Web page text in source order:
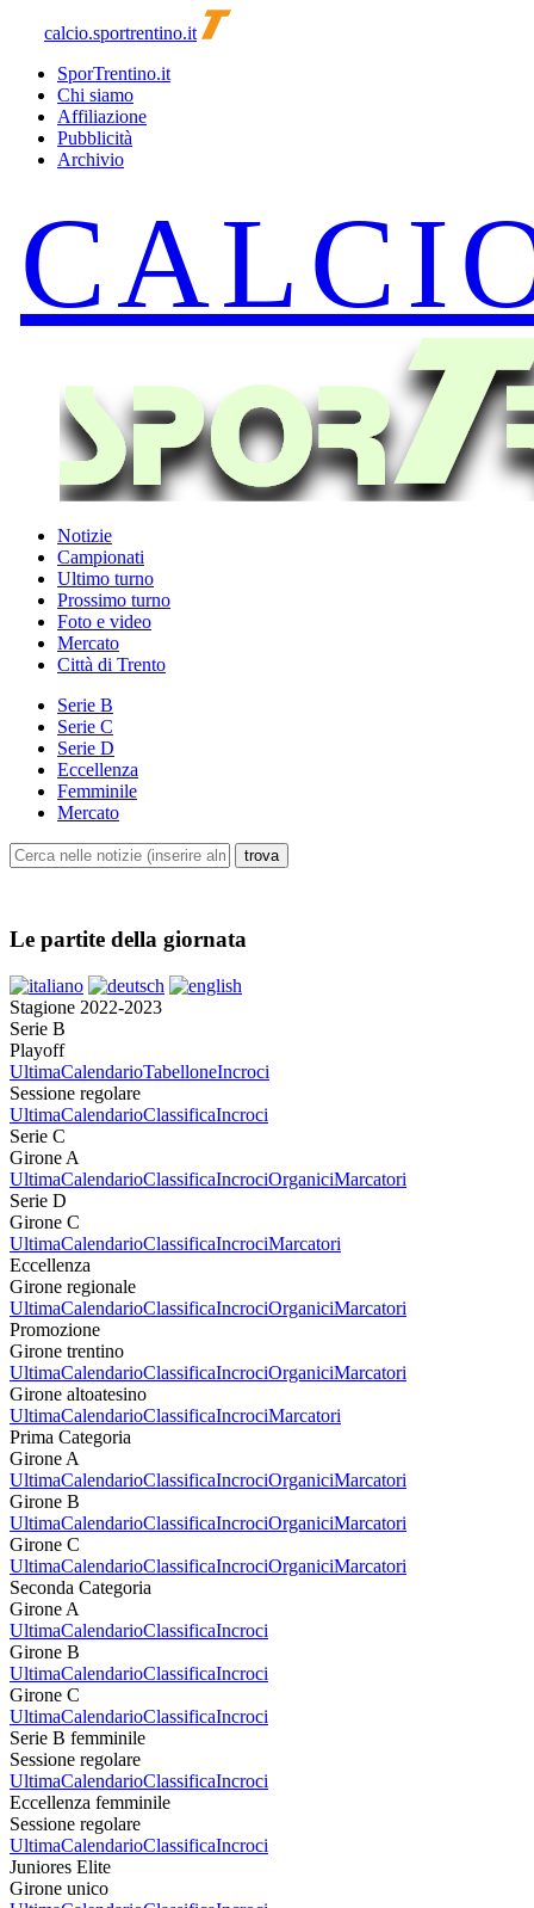
calcio.sportrentino.it
SporTrentino.it
Chi siamo
Affiliazione
Pubblicità
Archivio
Notizie
Campionati
Ultimo turno
Prossimo turno
Foto e video
Mercato
Città di Trento
Serie B
Serie C
Serie D
Eccellenza
Femminile
Mercato
Le partite della giornata
Stagione 2022-2023
Serie B
Playoff
UltimaCalendarioTabelloneIncroci
Sessione regolare
UltimaCalendarioClassificaIncroci
Serie C
Girone A
UltimaCalendarioClassificaIncrociOrganiciMarcatori
Serie D
Girone C
UltimaCalendarioClassificaIncrociMarcatori
Eccellenza
Girone regionale
UltimaCalendarioClassificaIncrociOrganiciMarcatori
Promozione
Girone trentino
UltimaCalendarioClassificaIncrociOrganiciMarcatori
Girone altoatesino
UltimaCalendarioClassificaIncrociMarcatori
Prima Categoria
Girone A
UltimaCalendarioClassificaIncrociOrganiciMarcatori
Girone B
UltimaCalendarioClassificaIncrociOrganiciMarcatori
Girone C
UltimaCalendarioClassificaIncrociOrganiciMarcatori
Seconda Categoria
Girone A
UltimaCalendarioClassificaIncroci
Girone B
UltimaCalendarioClassificaIncroci
Girone C
UltimaCalendarioClassificaIncroci
Serie B femminile
Sessione regolare
UltimaCalendarioClassificaIncroci
Eccellenza femminile
Sessione regolare
UltimaCalendarioClassificaIncroci
Juniores Elite
Girone unico